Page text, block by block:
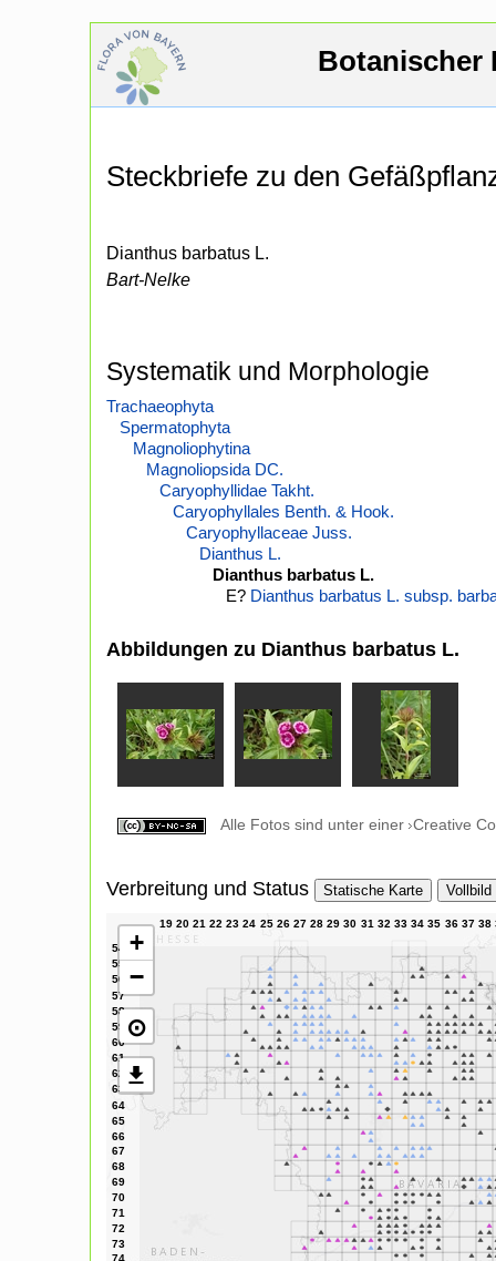
Botanischer
Steckbriefe zu den
Dianthus barbatus L.
Bart-Nelke
Systematik und Morphologie
Trachaeophyta
Spermatophyta
Magnoliophytina
Magnoliopsida DC.
Caryophyllidae Takht.
Caryophyllales Benth. & Hook.
Caryophyllaceae Juss.
Dianthus L.
Dianthus barbatus L.
E? Dianthus barbatus L. subsp.
Abbildungen zu Dianthus barbatus L.
Alle Fotos sind unter einer Creative
Verbreitung und Status Statische Karte Vollbild
+
−
⊙